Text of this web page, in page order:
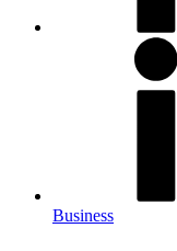
Business